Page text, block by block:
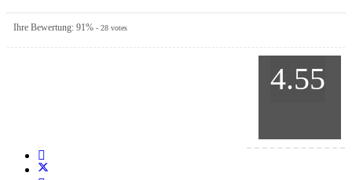
Ihre Bewertung: 91% - 28 votes
4.55